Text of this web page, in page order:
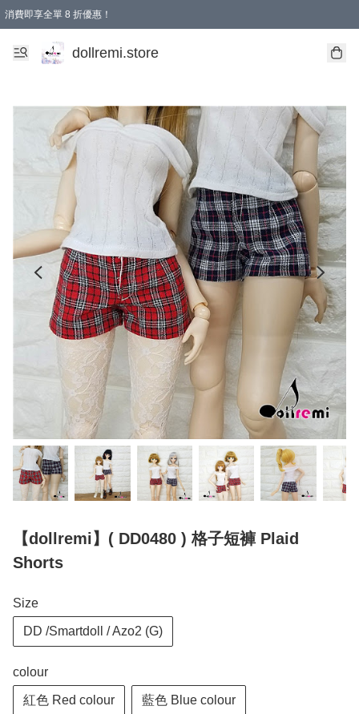
消費即享全單 8 折優惠！
購物滿 HKD 1500.00即享免運費優惠！（適用於 本地送貨、本地取貨、國際送貨 )
dollremi.store
【dollremi】( DD0480 ) 格子短褲 Plaid
Shorts
Size
DD /Smartdoll / Azo2 (G)
colour
紅色 Red colour 藍色 Blue colour